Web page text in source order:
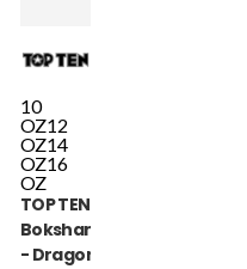
10
OZ12
OZ14
OZ16
OZ
TOP TEN
Bokshandschoen
- Dragon - Blauw